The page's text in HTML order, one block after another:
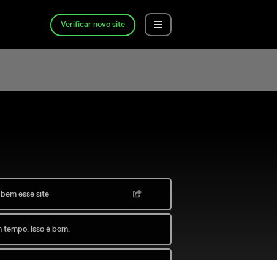
Verificar novo site
esse site
tempo. Isso é bom.